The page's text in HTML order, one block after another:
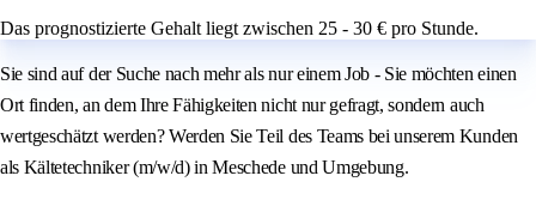
Das prognostizierte Gehalt liegt zwischen 25 - 30 € pro Stunde.
Sie sind auf der Suche nach mehr als nur einem Job - Sie möchten einen
Ort finden, an dem Ihre Fähigkeiten nicht nur gefragt, sondern auch
wertgeschätzt werden? Werden Sie Teil des Teams bei unserem Kunden
als Kältetechniker (m/w/d) in Meschede und Umgebung.